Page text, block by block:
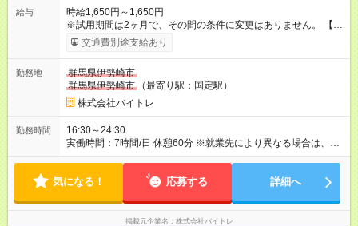
給与
時給1,650円～1,650円
※試用期間は2ヶ月で、その間の条件に変更はありません。 【試
用期間】試用期間あり 試用期間の長さ：2ヶ月 雇用形態、給与
は本採用時と同じです。
交通費別途支給あり
勤務地
群馬県伊勢崎市
群馬県伊勢崎市
（最寄り駅：国定駅）
株式会社バイトレ
勤務時間
16:30～24:30
実働時間：7時間/日 休憩60分 ※就業先により異なる場合は、面
接にてご相談します。
気になる！ 応募する 詳細へ
掲載元企業名 株式会社バイトレ